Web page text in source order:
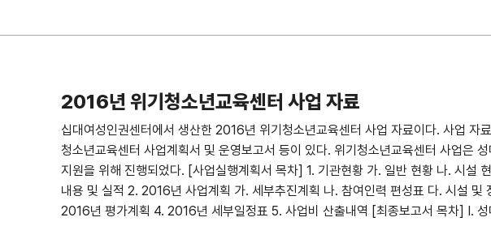
지모임 개요 2. 지지모임 결과 IV. 우수사례 V. 사업 평가 및 제언 1. 사업자체평가 2.
2016년 위기청소년교육센터 사업 자료
십대여성인권센터에서 생산한 2016년 위기청소년교육센터 사업 자료이다. 사업 자
청소년교육센터 사업계획서 및 운영보고서 등이 있다. 위기청소년교육센터 사업은
지원을 위해 진행되었다. [사업실행계획서 목차] 1. 기관현황 가. 일반 현황 나. 시설
내용 및 실적 2. 2016년 사업계획 가. 세부추진계획 나. 참여인력 편성표 다. 시설 및
2016년 평가계획 4. 2016년 세부일정표 5. 사업비 산출내역 [최종보고서 목차] I. 성